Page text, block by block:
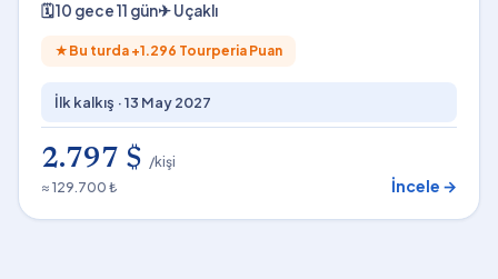
🗓10 gece 11 gün✈Uçaklı
★ Bu turda +1.296 Tourperia Puan
İlk kalkış ·13 May 2027
2.797 $ /kişi
≈ 129.700 ₺
İncele →